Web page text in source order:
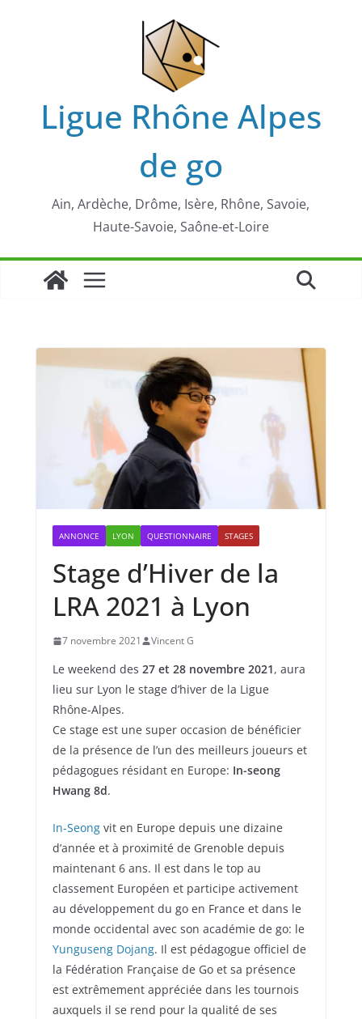
Ligue Rhône Alpes
de go
Ain, Ardèche, Drôme, Isère, Rhône, Savoie,
Haute-Savoie, Saône-et-Loire
ANNONCE LYON QUESTIONNAIRE STAGES
Stage d’Hiver de la
LRA 2021 à Lyon
7 novembre 2021 Vincent G
Le weekend des 27 et 28 novembre 2021, aura
lieu sur Lyon le stage d’hiver de la Ligue
Rhône-Alpes.
Ce stage est une super occasion de bénéficier
de la présence de l’un des meilleurs joueurs et
pédagogues résidant en Europe: In-seong
Hwang 8d.
In-Seongvit en Europe depuis une dizaine
d’année et à proximité de Grenoble depuis
maintenant 6 ans. Il est dans le top au
classement Européen et participe activement
au développement du go en France et dans le
monde occidental avec son académie de go: le
Yunguseng Dojang. Il est pédagogue officiel de
la Fédération Française de Go et sa présence
est extrêmement appréciée dans les tournois
auxquels il se rend pour la qualité de ses